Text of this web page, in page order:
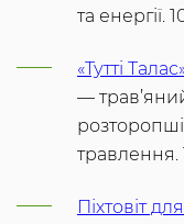
та енергії.
«Тутті
—
травлення.
Піхтовіт